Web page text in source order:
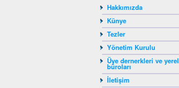
Hakkımızda
Künye
Tezler
Yönetim Kurulu
Üye dernerkleri ve yerel
büroları
İletişim